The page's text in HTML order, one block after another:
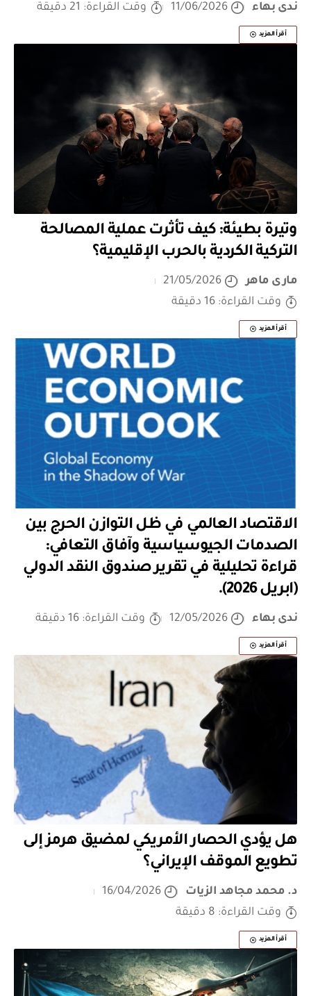
ندى بهاء 11/06/2026 وقت القراءة: 21 دقيقة
أقرأ المزيد
وتيرة بطيئة: كيف تأثرت عملية المصالحة
التركية الكردية بالحرب الإقليمية؟
مارى ماهر
21/05/2026
وقت القراءة: 16 دقيقة
أقرأ المزيد
الاقتصاد العالمي في ظل التوازن الحرج بين
الصدمات الجيوسياسية وآفاق التعافي:
قراءة تحليلية في تقرير صندوق النقد الدولي
(ابريل 2026).
ندى بهاء 12/05/2026 وقت القراءة: 16 دقيقة
أقرأ المزيد
هل يؤدي الحصار الأمريكي لمضيق هرمز إلى
تطويع الموقف الإيراني؟
د. محمد مجاهد الزيات
16/04/2026
وقت القراءة: 8 دقيقة
أقرأ المزيد